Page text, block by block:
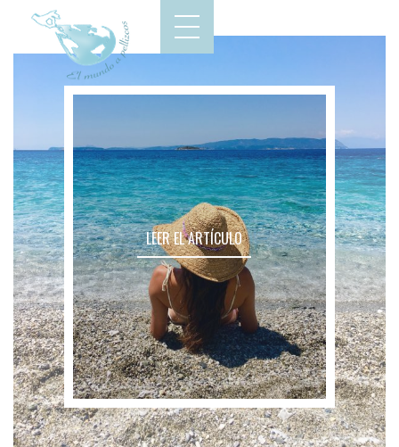
LEER EL ARTÍCULO